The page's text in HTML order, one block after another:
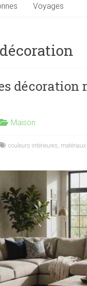
Voyages
décoration
Maison
couleurs intérieures